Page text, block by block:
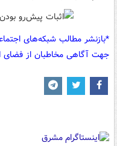
*بازنشر مطالب شبکه‌های
جهت آگاهی مخاطبان از